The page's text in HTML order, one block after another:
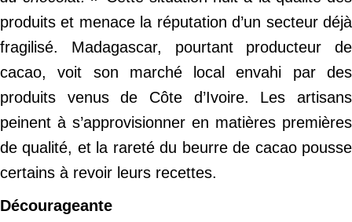
produits et menace la réputation d’un secteur déjà
fragilisé. Madagascar, pourtant producteur de
cacao, voit son marché local envahi par des
produits venus de Côte d’Ivoire. Les artisans
peinent à s’approvisionner en matières premières
de qualité, et la rareté du beurre de cacao pousse
certains à revoir leurs recettes.
Décourageante